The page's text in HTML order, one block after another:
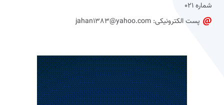
شماره 021
پست الکترونیکی: jahan1383@yahoo.com